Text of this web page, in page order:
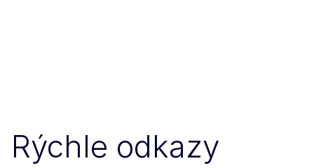
Rýchle odkazy